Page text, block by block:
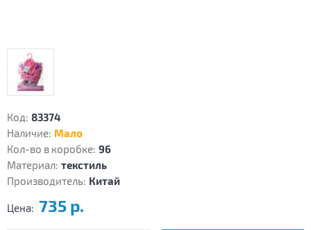
Код: 83374
Наличие: Мало
Кол-во в коробке: 96
Материал: текстиль
Производитель: Китай
Цена: 735 р.